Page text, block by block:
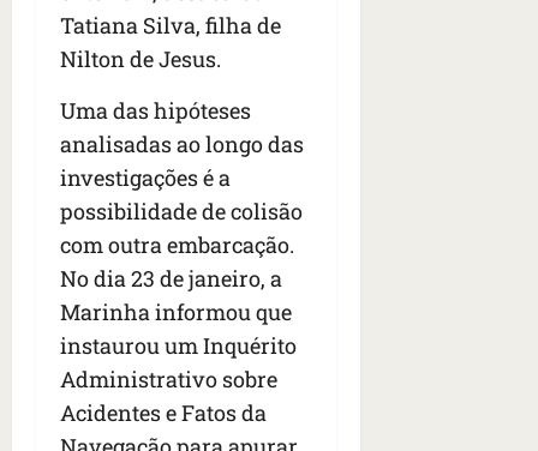
Tatiana Silva, filha de
Nilton de Jesus.
Uma das hipóteses
analisadas ao longo das
investigações é a
possibilidade de colisão
com outra embarcação.
No dia 23 de janeiro, a
Marinha informou que
instaurou um Inquérito
Administrativo sobre
Acidentes e Fatos da